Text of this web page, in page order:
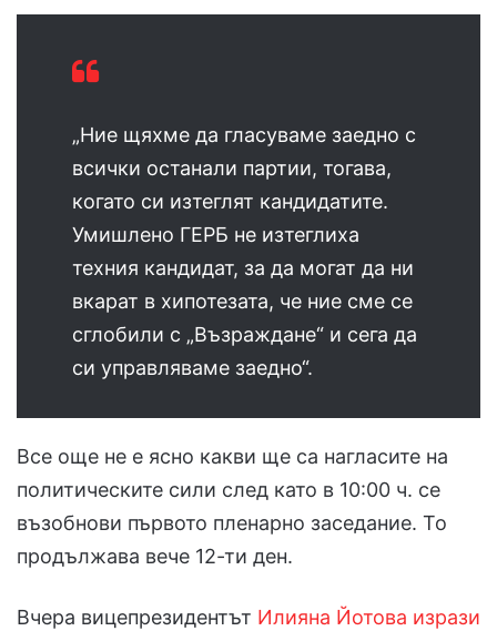
„Ние щяхме да гласуваме заедно с
всички останали партии, тогава,
когато си изтеглят кандидатите.
Умишлено ГЕРБ не изтеглиха
техния кандидат, за да могат да ни
вкарат в хипотезата, че ние сме се
сглобили с „Възраждане“ и сега да
си управляваме заедно“.
Все още не е ясно какви ще са нагласите на
политическите сили след като в 10:00 ч. се
възобнови първото пленарно заседание. То
продължава вече 12-ти ден.
Вчера вицепрезидентът Илияна Йотова изрази